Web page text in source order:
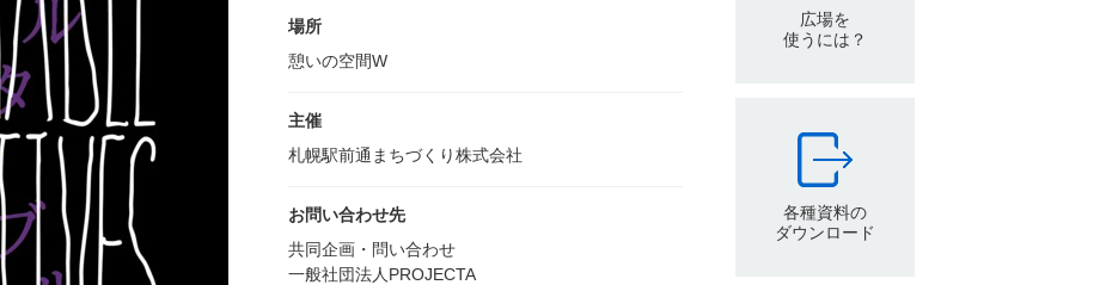
場所
憩いの空間W
主催
札幌駅前通まちづくり株式会社
お問い合わせ先
共同企画・問い合わせ
一般社団法人PROJECTA
広場を
使うには？
各種資料の
ダウンロード